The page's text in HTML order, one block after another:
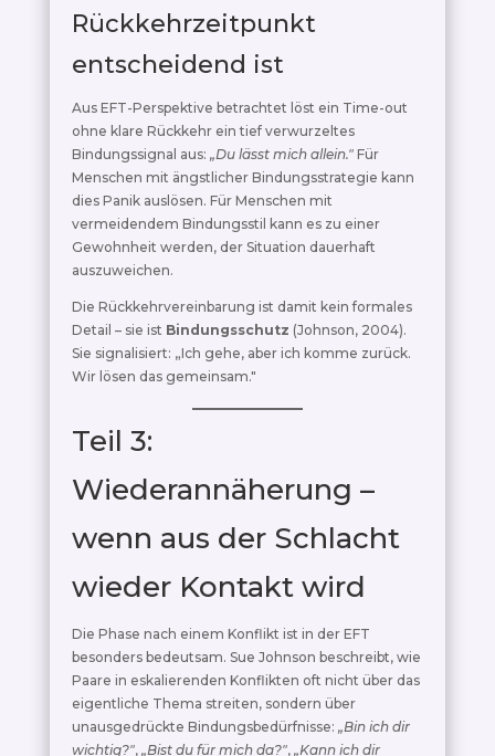
Rückkehrzeitpunkt
entscheidend ist
Aus EFT-Perspektive betrachtet löst ein Time-out
ohne klare Rückkehr ein tief verwurzeltes
Bindungssignal aus: „Du lässt mich allein."Für
Menschen mit ängstlicher Bindungsstrategie kann
dies Panik auslösen. Für Menschen mit
vermeidendem Bindungsstil kann es zu einer
Gewohnheit werden, der Situation dauerhaft
auszuweichen.
Die Rückkehrvereinbarung ist damit kein formales
Detail – sie ist Bindungsschutz (Johnson, 2004).
Sie signalisiert: „Ich gehe, aber ich komme zurück.
Wir lösen das gemeinsam."
Teil 3:
Wiederannäherung –
wenn aus der Schlacht
wieder Kontakt wird
Die Phase nach einem Konflikt ist in der EFT
besonders bedeutsam. Sue Johnson beschreibt, wie
Paare in eskalierenden Konflikten oft nicht über das
eigentliche Thema streiten, sondern über
unausgedrückte Bindungsbedürfnisse: „Bin ich dir
wichtig?", „Bist du für mich da?", „Kann ich dir